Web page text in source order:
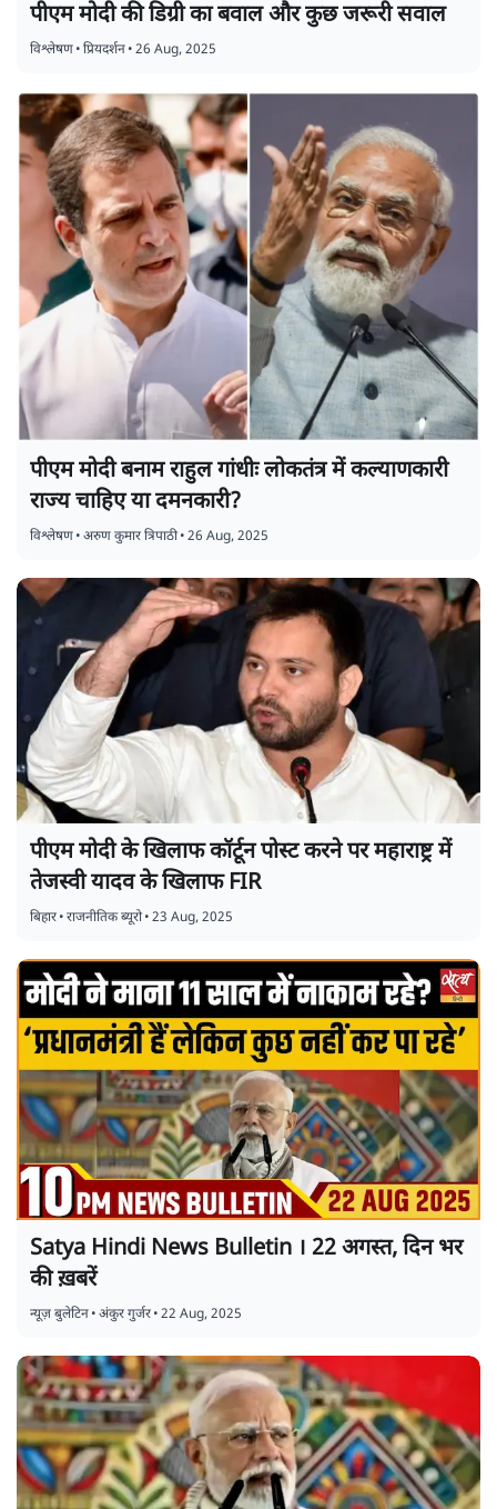
पीएम मोदी की डिग्री का बवाल और कुछ जरूरी सवाल
विश्लेषण•प्रियदर्शन•26 Aug, 2025
पीएम मोदी बनाम राहुल गांधीः लोकतंत्र में कल्याणकारी
राज्य चाहिए या दमनकारी?
विश्लेषण•अरुण कुमार त्रिपाठी•26 Aug, 2025
पीएम मोदी के खिलाफ कॉर्टून पोस्ट करने पर महाराष्ट्र में
तेजस्वी यादव के खिलाफ FIR
बिहार•राजनीतिक ब्यूरो•23 Aug, 2025
Satya Hindi News Bulletin । 22 अगस्त, दिन भर
की ख़बरें
न्यूज़ बुलेटिन•अंकुर गुर्जर•22 Aug, 2025